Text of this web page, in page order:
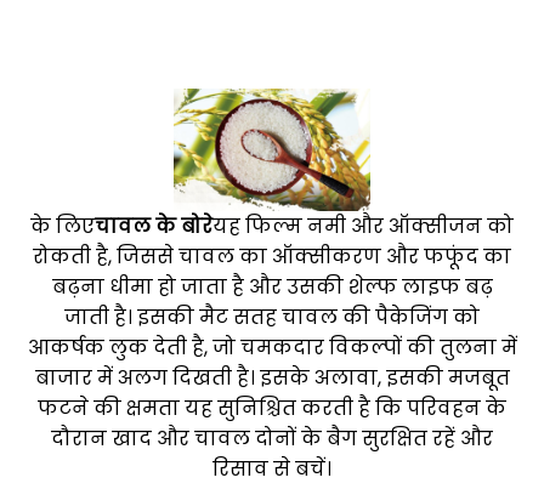
के लिएचावल के बोरेयह फिल्म नमी और ऑक्सीजन को
रोकती है, जिससे चावल का ऑक्सीकरण और फफूंद का
बढ़ना धीमा हो जाता है और उसकी शेल्फ लाइफ बढ़
जाती है। इसकी मैट सतह चावल की पैकेजिंग को
आकर्षक लुक देती है, जो चमकदार विकल्पों की तुलना में
बाजार में अलग दिखती है। इसके अलावा, इसकी मजबूत
फटने की क्षमता यह सुनिश्चित करती है कि परिवहन के
दौरान खाद और चावल दोनों के बैग सुरक्षित रहें और
रिसाव से बचें।